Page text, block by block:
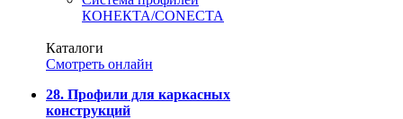
КОНЕКТА/CONECTA
Каталоги
Смотреть онлайн
28. Профили для каркасных
конструкций